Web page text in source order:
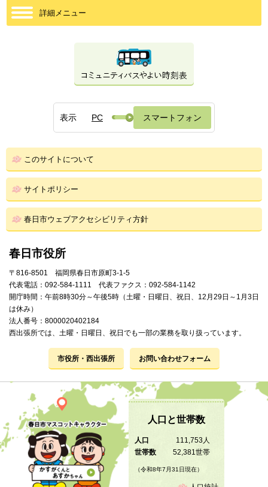
詳細メニュー
表示 PC スマートフォン
このサイトについて
サイトポリシー
春日市ウェブアクセシビリティ方針
春日市役所
〒816-8501 福岡県春日市原町3-1-5
代表電話：092-584-1111 代表ファクス：092-584-1142
開庁時間：午前8時30分～午後5時（土曜・日曜日、祝日、12月29日～1月3日
は休み）
法人番号：8000020402184
西出張所では、土曜・日曜日、祝日でも一部の業務を取り扱っています。
市役所・西出張所 お問い合わせフォーム
人口と世帯数
人口
111,753人
世帯数
52,381世帯
（令和8年7月31日現在）